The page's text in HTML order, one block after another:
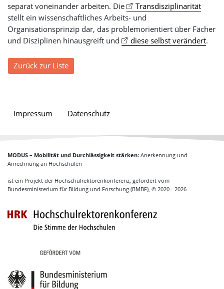
separat voneinander arbeiten. Die
Transdisziplinarität
stellt ein wissenschaftliches Arbeits- und
Organisationsprinzip dar, das problemorientiert über Fächer
und Disziplinen hinausgreift und
diese selbst verändert.
Zurück zur Liste
Impressum Datenschutz
MODUS – Mobilität und Durchlässigkeit stärken: Anerkennung und
Anrechnung an Hochschulen
ist ein Projekt der Hochschulrektorenkonferenz, gefördert vom
Bundesministerium für Bildung und Forschung (BMBF), © 2020 - 2026